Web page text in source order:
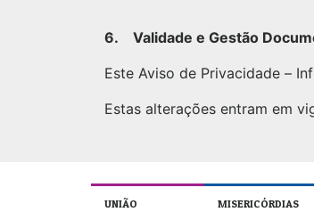
6. Validade e Gestão
Este Aviso de Privacidade –
Estas alterações entram em
UNIÃO
MISERICÓRDIAS